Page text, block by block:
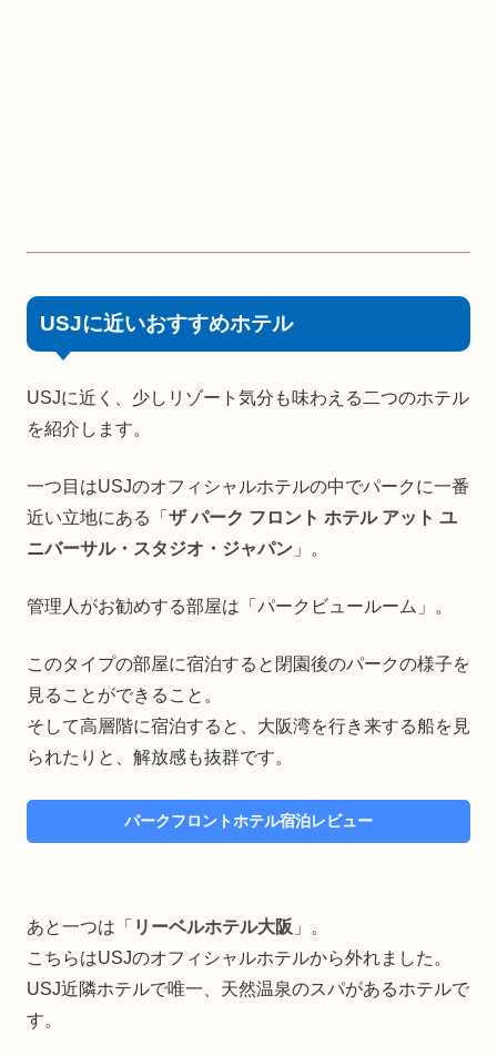
USJに近いおすすめホテル
USJに近く、少しリゾート気分も味わえる二つのホテル
を紹介します。
一つ目はUSJのオフィシャルホテルの中でパークに一番
近い立地にある「 ザ パーク フロント ホテル アット ユ
ニバーサル・スタジオ・ジャパン 」。
管理人がお勧めする部屋は「パークビュールーム」。
このタイプの部屋に宿泊すると閉園後のパークの様子を
見ることができること。
そして高層階に宿泊すると、大阪湾を行き来する船を見
られたりと、解放感も抜群です。
パークフロントホテル宿泊レビュー
あと一つは「 リーベルホテル大阪 」。
こちらはUSJのオフィシャルホテルから外れました。
USJ近隣ホテルで唯一、天然温泉のスパがあるホテルで
す。